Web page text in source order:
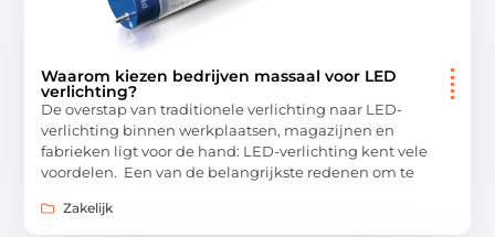
Waarom kiezen bedrijven massaal voor LED
verlichting?
De overstap van traditionele verlichting naar LED-
verlichting binnen werkplaatsen, magazijnen en
fabrieken ligt voor de hand: LED-verlichting kent vele
voordelen. Een van de belangrijkste redenen om te
Zakelijk